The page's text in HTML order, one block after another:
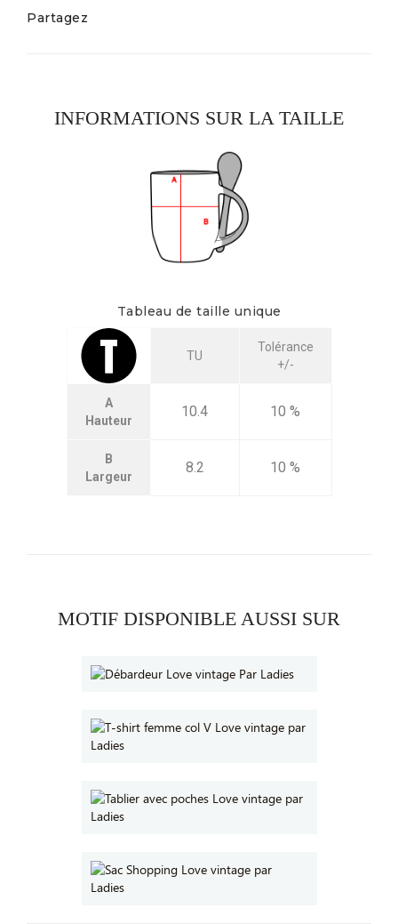
Partagez
INFORMATIONS SUR LA TAILLE
Tableau de taille unique
TU
Tolérance
+/-
A
Hauteur
10.4 10 %
B
Largeur
8.2 10 %
MOTIF DISPONIBLE AUSSI SUR